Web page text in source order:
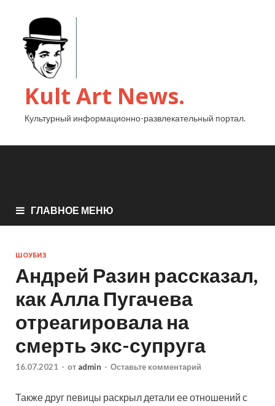
Kult Art News.
Культурный информационно-развлекательный портал.
ГЛАВНОЕ МЕНЮ
ШОУБИЗ
Андрей Разин рассказал,
как Алла Пугачева
отреагировала на
смерть экс-супруга
16.07.2021 - от admin - Оставьте комментарий
Также друг певицы раскрыл детали ее отношений с